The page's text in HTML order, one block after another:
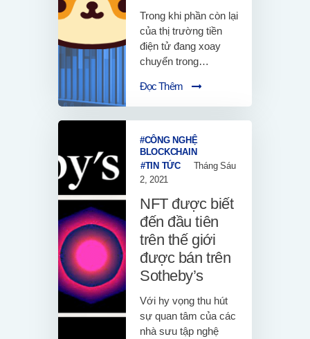
Trong khi phần còn lại
của thị trường tiền
điện tử đang xoay
chuyển trong…
Đọc Thêm
CÔNG NGHỆ
BLOCKCHAIN
TIN TỨC
Tháng Sáu
2, 2021
NFT được biết
đến đầu tiên
trên thế giới
được bán trên
Sotheby’s
Với hy vọng thu hút
sự quan tâm của các
nhà sưu tập nghệ